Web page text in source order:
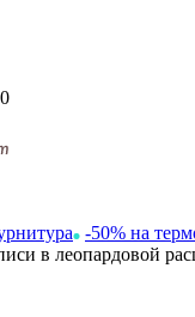
-50% на
в леопардовой